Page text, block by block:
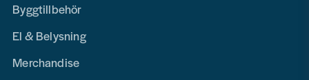
Byggtillbehör
El & Belysning
Merchandise